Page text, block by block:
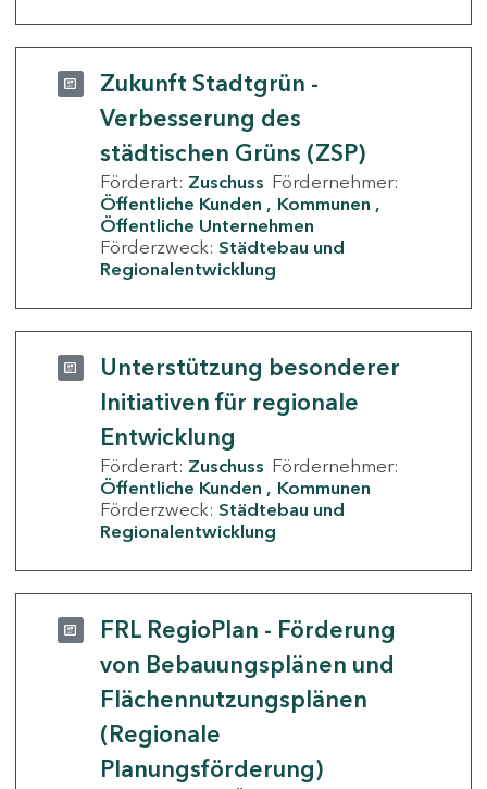
Zukunft Stadtgrün -
Verbesserung des
städtischen Grüns (ZSP)
Förderart: Zuschuss Fördernehmer:
Öffentliche Kunden
Kommunen
Öffentliche Unternehmen
Förderzweck: Städtebau und
Regionalentwicklung
Unterstützung besonderer
Initiativen für regionale
Entwicklung
Förderart: Zuschuss Fördernehmer:
Öffentliche Kunden
Kommunen
Förderzweck: Städtebau und
Regionalentwicklung
FRL RegioPlan - Förderung
von Bebauungsplänen und
Flächennutzungsplänen
(Regionale
Planungsförderung)